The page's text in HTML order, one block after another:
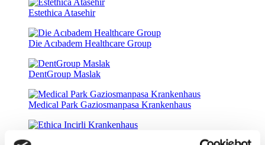
Estethica Atasehir
Die Acıbadem Healthcare Group
DentGroup Maslak
Medical Park Gaziosmanpasa Krankenhaus